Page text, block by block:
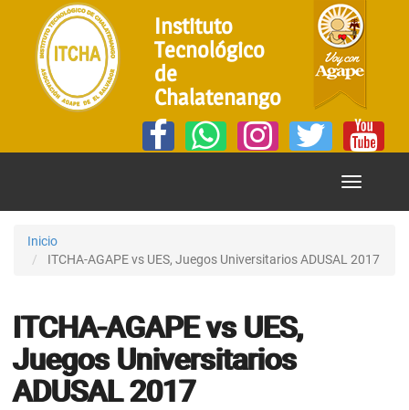
Instituto
Tecnológico
de
Chalatenango
Mostrar
Inicio
ITCHA-AGAPE vs UES, Juegos Universitarios ADUSAL 2017
ITCHA-AGAPE vs UES,
Juegos Universitarios
ADUSAL 2017